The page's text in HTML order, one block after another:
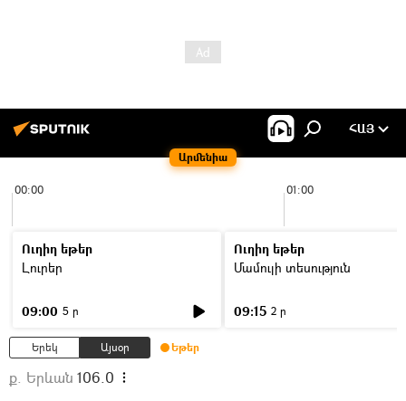
Արմենիա
ՀԱՅ
00:00 01:00
Ուղիղ եթեր
Լուրեր
09:00 5 ր
Ուղիղ եթեր
Մամուլի տեսություն
09:15 2 ր
Երեկ Այսօր Եթեր
ք. Երևան 106.0